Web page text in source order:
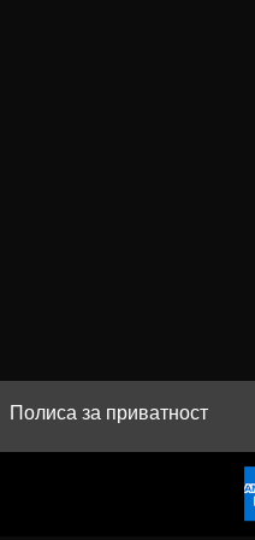
Полиса за приватност